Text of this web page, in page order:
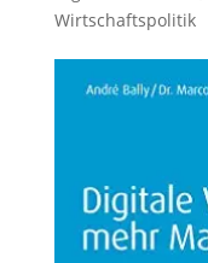
Wirtschaftspolitik